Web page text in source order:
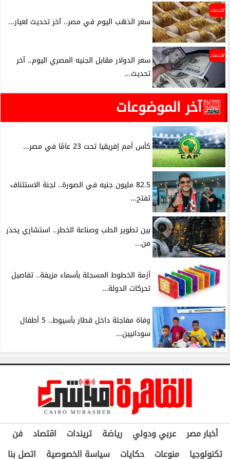
اقتصاد
سعر الذهب اليوم في مصر.. آخر تحديث لعيار...
اقتصاد
سعر الدولار مقابل الجنيه المصري اليوم.. آخر
تحديث...
آخر الموضوعات
كأس أمم إفريقيا تحت 23 عامًا في مصر...
82.5 مليون جنيه في الصورة.. لجنة الاستئناف
تفتح...
بين تطوير الطب وصناعة الخطر.. استشاري يحذر
من...
أزمة الخطوط المسجلة بأسماء مزيفة.. تفاصيل
تحركات الدولة...
وفاة مفاجئة داخل قطار بأسيوط.. 5 أطفال
سودانيين...
أخبار مصر عربي ودولي رياضة تريندات اقتصاد
فن
تكنولوجيا
منوعات حكايات سياسة الخصوصية اتصل بنا